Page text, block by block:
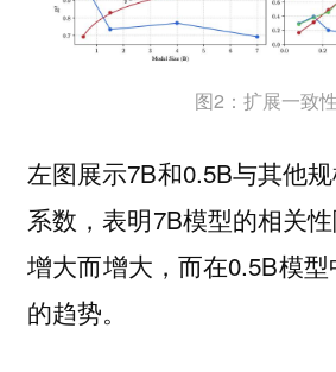
图2：扩展一致性
左图展示7B和0.5B与其他
系数，表明7B模型的相关
增大而增大，而在0.5B模
的趋势。